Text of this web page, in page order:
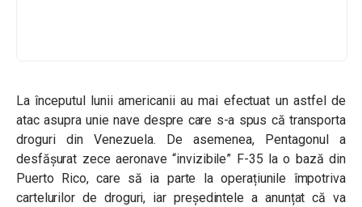
La începutul lunii americanii au mai efectuat un astfel de
atac asupra unie nave despre care s-a spus că transporta
droguri din Venezuela. De asemenea, Pentagonul a
desfășurat zece aeronave “invizibile” F-35 la o bază din
Puerto Rico, care să ia parte la operațiunile împotriva
cartelurilor de droguri, iar președintele a anunțat că va